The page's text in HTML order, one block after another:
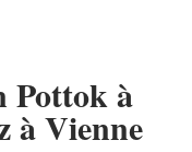
Pottok à
à Vienne